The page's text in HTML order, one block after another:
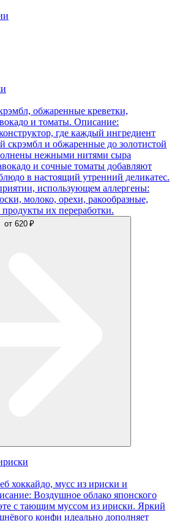
обжаренные креветки,
и томаты. Описание:
где каждый ингредиент
скрэмбл и обжаренные до золотистой
нежными нитями сыра
и сочные томаты добавляют
в настоящий утренний деликатес.
использующем аллергены:
молоко, орехи, ракообразные,
продукты их переработки.
от 620 ₽
хоккайдо, мусс из ириски и
Воздушное облако японского
с тающим муссом из ириски. Яркий
конфи идеально дополняет